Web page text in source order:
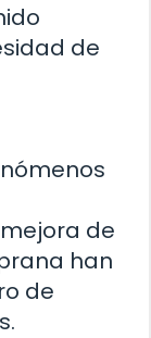
de
de
han
de